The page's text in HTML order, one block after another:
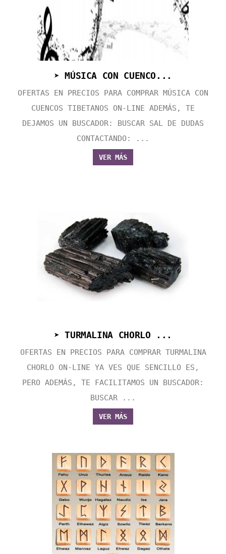
➤ MÚSICA CON CUENCO...
OFERTAS EN PRECIOS PARA COMPRAR MÚSICA CON
CUENCOS TIBETANOS ON-LINE ADEMÁS, TE
DEJAMOS UN BUSCADOR: BUSCAR SAL DE DUDAS
CONTACTANDO: ...
VER MÁS
➤ TURMALINA CHORLO ...
OFERTAS EN PRECIOS PARA COMPRAR TURMALINA
CHORLO ON-LINE YA VES QUE SENCILLO ES,
PERO ADEMÁS, TE FACILITAMOS UN BUSCADOR:
BUSCAR ...
VER MÁS